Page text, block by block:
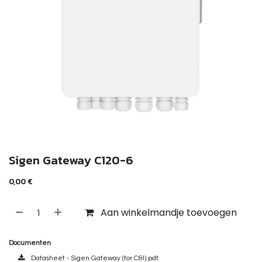
Sigen Gateway C120-6
0,00 €
Aan winkelmandje toevoegen
Documenten
Datasheet - Sigen Gateway (for C&I).pdf